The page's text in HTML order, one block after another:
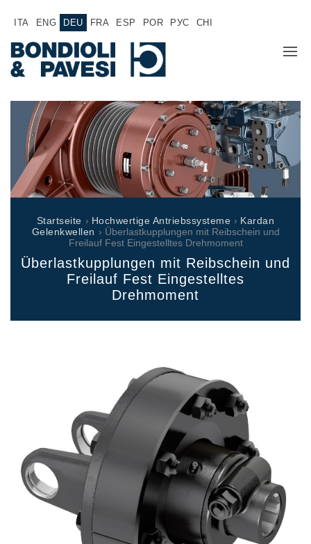
ITA ENG DEU FRA ESP POR РУС CHI
ÜBER UNS
PRODUKTE
ANWENDUNGEN
VERTRIEBSNETZ
JOB
DOKUMENTATION
Hochwertige Antriebssysteme
Kardan Gelenkwellen
Getriebehersteller für Bondioli & Pavesi
Stirnradgetriebe
Kundenspezifische Getriebe
Pump Drive Getriebe
Hydraulisch betätigte mehrscheiben Reibkupplungen
Für Bondioli & Pavesi produzierte Orbitalmotoren
Integrierte Hydrauliksysteme
Steuergeräte
Cartridgeventile
Leitungseinbauventile
Servosteuerungen
Elektronische Komponenten für Steuersysteme
Startseite › Hochwertige Antriebssysteme › Kardan
Gelenkwellen › Überlastkupplungen mit Reibschein und
Freilauf Fest Eingestelltes Drehmoment
Überlastkupplungen mit Reibschein und
Freilauf Fest Eingestelltes
Drehmoment